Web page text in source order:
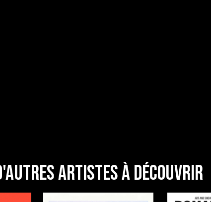
artistes à découvrir